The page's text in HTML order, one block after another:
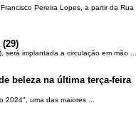
Pereira Lopes, a partir da Rua
implantada a circulação em mão ...
beleza na última terça-feira
uma das maiores ...